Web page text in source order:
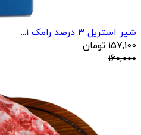
شیر استریل 3 درصد رامک 1...
157,100 تومان
160,000